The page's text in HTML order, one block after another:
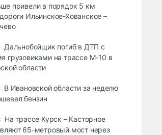
привели в порядок 5 км
Ильинское-Хованское –
Дальнобойщик погиб в ДТП с
грузовиками на трассе М-10 в
области
В Ивановской области за неделю
бензин
На трассе Курск – Касторное
65-метровый мост через